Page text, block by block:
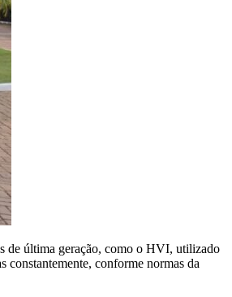
de última geração, como o HVI, utilizado
constantemente, conforme normas da